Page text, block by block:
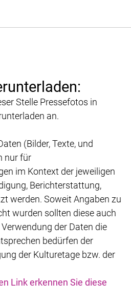
Stelle Pressefotos in
an.
(Bilder, Texte, und
nur für
im Kontext der jeweiligen
Berichterstattung,
werden. Soweit Angaben zu
wurden sollten diese auch
der Daten die
bedürfen der
der Kulturetage bzw. der
Link erkennen Sie diese